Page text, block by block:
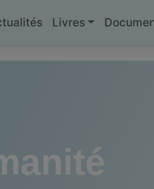
Livres